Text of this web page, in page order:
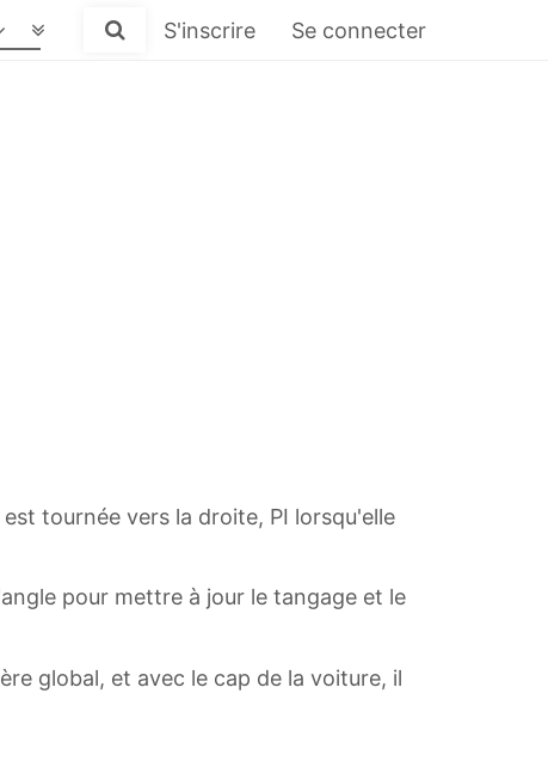
S'inscrire Se connecter
tournée vers la droite, PI lorsqu'elle
pour mettre à jour le tangage et le
global, et avec le cap de la voiture, il